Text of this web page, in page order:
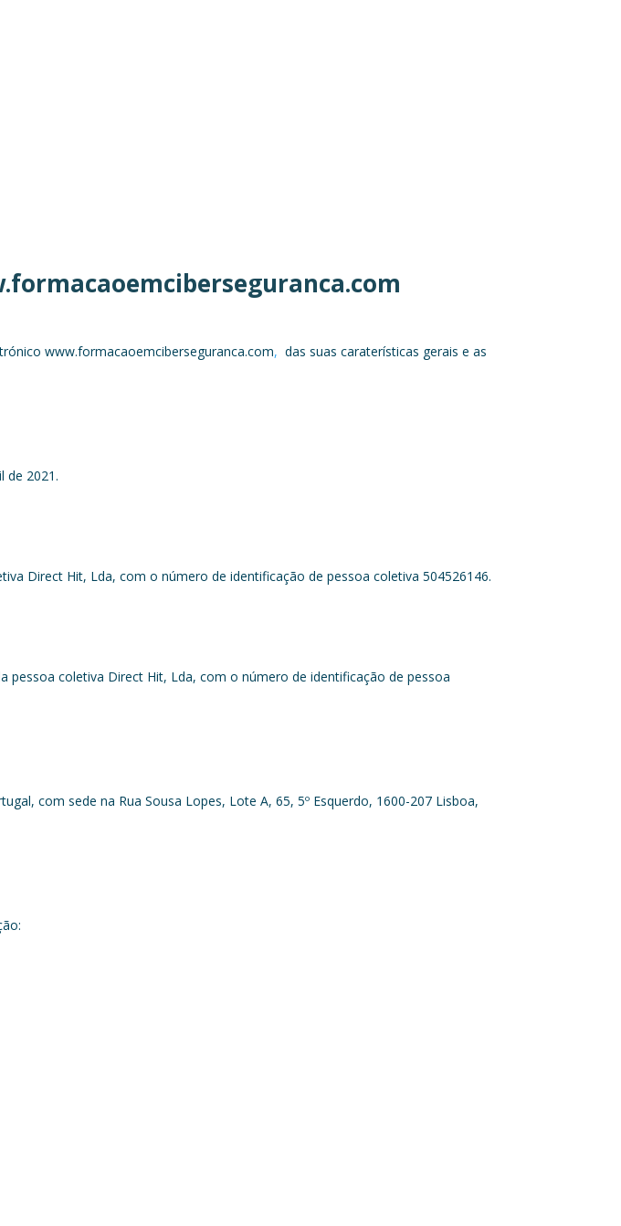
www.formacaoemciberseguranca.com, das suas caraterísticas gerais e as
de 2021.
Direct Hit, Lda, com o número de identificação de pessoa coletiva 504526146.
coletiva Direct Hit, Lda, com o número de identificação de pessoa
com sede na Rua Sousa Lopes, Lote A, 65, 5º Esquerdo, 1600-207 Lisboa,